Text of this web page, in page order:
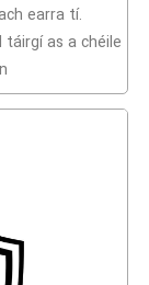
earra tí.
táirgí as a chéile